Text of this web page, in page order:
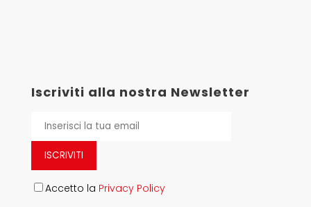
Iscriviti alla nostra Newsletter
ISCRIVITI
Accetto la Privacy Policy